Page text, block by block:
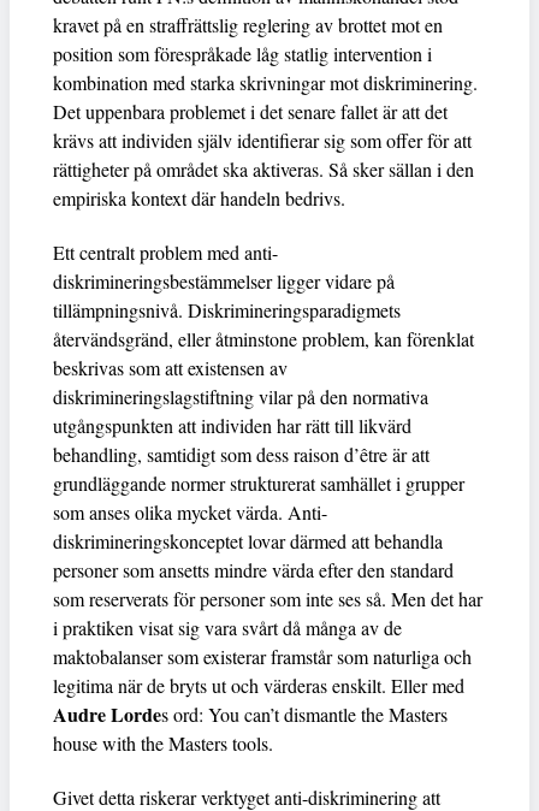
kravet på en straffrättslig reglering av brottet mot en
position som förespråkade låg statlig intervention i
kombination med starka skrivningar mot diskriminering.
Det uppenbara problemet i det senare fallet är att det
krävs att individen själv identifierar sig som offer för att
rättigheter på området ska aktiveras. Så sker sällan i den
empiriska kontext där handeln bedrivs.
Ett centralt problem med anti-
diskrimineringsbestämmelser ligger vidare på
tillämpningsnivå. Diskrimineringsparadigmets
återvändsgränd, eller åtminstone problem, kan förenklat
beskrivas som att existensen av
diskrimineringslagstiftning vilar på den normativa
utgångspunkten att individen har rätt till likvärd
behandling, samtidigt som dess raison d’être är att
grundläggande normer strukturerat samhället i grupper
som anses olika mycket värda. Anti-
diskrimineringskonceptet lovar därmed att behandla
personer som ansetts mindre värda efter den standard
som reserverats för personer som inte ses så. Men det har
i praktiken visat sig vara svårt då många av de
maktobalanser som existerar framstår som naturliga och
legitima när de bryts ut och värderas enskilt. Eller med
Audre Lordes ord: You can’t dismantle the Masters
house with the Masters tools.
Givet detta riskerar verktyget anti-diskriminering att